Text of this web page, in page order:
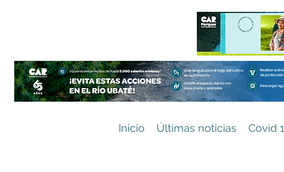
Inicio Últimas noticias Covid